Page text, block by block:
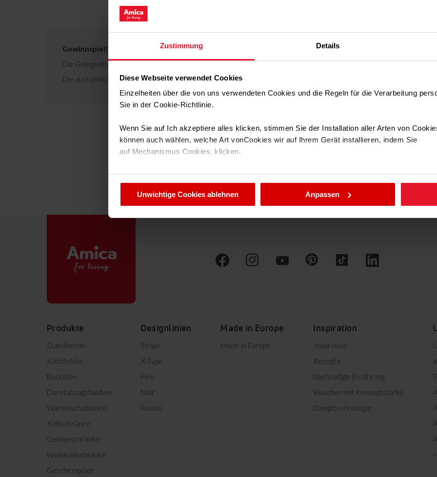
Zustimmung Details
Diese Webseite verwendet Cookies
Einzelheiten über die von uns verwendeten Cookies und die Regeln für die Verarbeitung
Sie in der Cookie-Richtlinie.
Wenn Sie auf Ich akzeptiere alles klicken, stimmen Sie der Installation aller Arten von
können auch wählen, welche Art vonCookies wir auf Ihrem Gerät installieren, indem Sie
auf Mechanismus Cookies. klicken.
Sie können Ihre Cookie-Einstellungen jederzeit ändern, indem Sie die Cookie-Richtlinie
Unwichtige Cookies ablehnen Anpassen
Gewinnspiel!
Die Gelegenheit ist da tolle Preise abzuräumen!
Die ausführlichen Teilnahmebedingungen finden Sie im PDF.
Produkte
Standherde
Kochfelder
Backöfen
Dunstabzugshauben
Wärmeschubladen
Kühlschränke
Gefrierschränke
Weinkühlschränke
Geschirrspüler
Designlinien
Stripe
X-Type
Fine
Noir
Fusion
Made in Europe
Made in Europe
Inspiration
Inspiration
Rezepte
Nachhaltige Ernährung
Waschen mit Konzeptstärke
Dampftechnologie